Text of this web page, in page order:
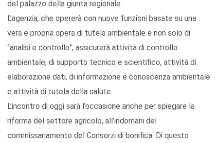
del palazzo della giunta regionale.
L’agenzia, che opererà con nuove funzioni basate su una
vera e propria opera di tutela ambientale e non solo di
“analisi e controllo”, assicurerà attività di controllo
ambientale, di supporto tecnico e scientifico, attività di
elaborazione dati, di informazione e conoscenza ambientale
e attività di tutela della salute.
L’incontro di oggi sarà l’occasione anche per spiegare la
riforma del settore agricolo, all’indomani del
commissariamento del Consorzi di bonifica. Di questo